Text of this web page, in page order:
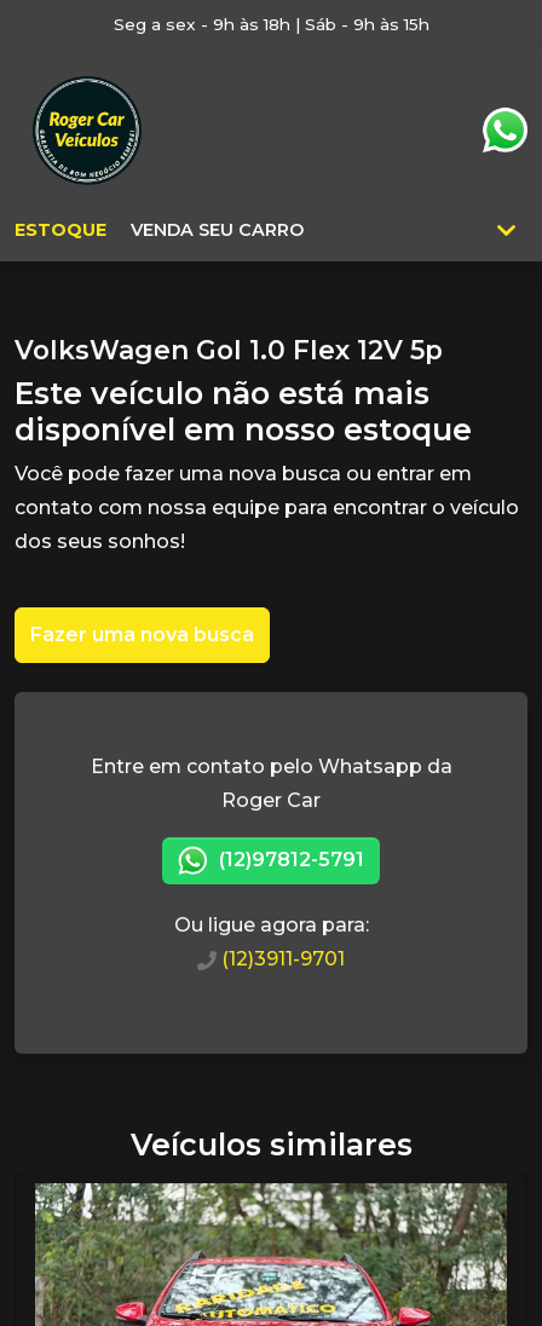
Seg a sex - 9h às 18h | Sáb - 9h às 15h
ESTOQUE VENDA SEU CARRO
VolksWagen Gol 1.0 Flex 12V 5p
Este veículo não está mais
disponível em nosso estoque
Você pode fazer uma nova busca ou entrar em
contato com nossa equipe para encontrar o veículo
dos seus sonhos!
Fazer uma nova busca
Entre em contato pelo Whatsapp da
Roger Car
(12)97812-5791
Ou ligue agora para:
(12)3911-9701
Veículos similares